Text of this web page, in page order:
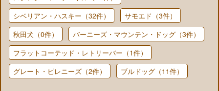
シベリアン・ハスキー（32件）
サモエド（3件）
秋田犬（0件）
バーニーズ・マウンテン・ドッグ（3件）
フラットコーテッド・レトリーバー（1件）
グレート・ピレニーズ（2件）
ブルドッグ（11件）